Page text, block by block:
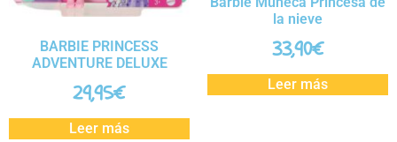
BARBIE PRINCESS
ADVENTURE DELUXE
29,95€
Leer más
la nieve
33,90€
Leer más